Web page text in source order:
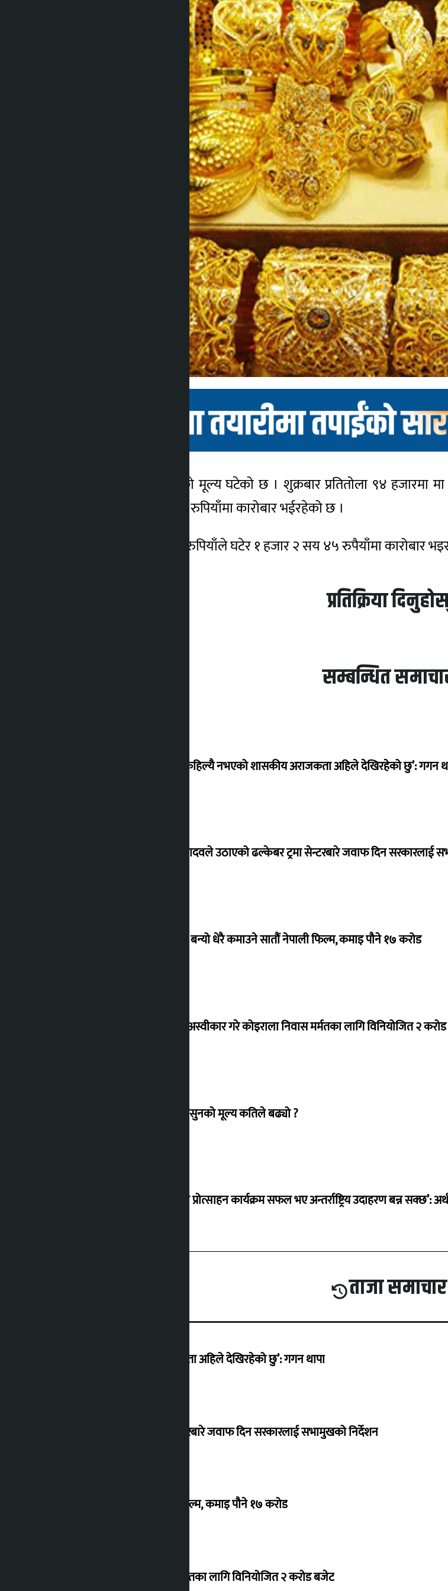
काठमाडौं । आईतबार सुनको मूल्य घटेको छ । शुक्रबार प्रतितोला ९४ हजारमा
प्रतितोला ९३ हजार ६०० सय रुपियाँमा कारोबार भईरहेको छ ।
यता चाँदीको मूल्य मा भने ५ रुपियाँले घटेर १ हजार २ सय ४५ रुपैयाँमा कारोबार
प्रतिक्रिया
सम्बन्धित
‘देशमा कहिल्यै नभएको शासकीय अराजकता अहिले देखिरहेको छु’: गगन
सांसद यादवले उठाएको ढल्केबर ट्रमा सेन्टरबारे जवाफ दिन सरकारलाई
‘गौंथली’ बन्यो धेरै कमाउने सातौं नेपाली फिल्म, कमाइ पौने १७ करोड
शेखरले अस्वीकार गरे कोइराला निवास मर्मतका लागि विनियोजित २
शुक्रबार सुनको मूल्य कतिले बढ्यो ?
‘करदाता प्रोत्साहन कार्यक्रम सफल भए अन्तर्राष्ट्रिय उदाहरण बन्न सक्छ’:
ताजा समाचार
‘देशमा कहिल्यै नभएको शासकीय अराजकता अहिले देखिरहेको छु’: गगन थापा
सांसद यादवले उठाएको ढल्केबर ट्रमा सेन्टरबारे जवाफ दिन सरकारलाई सभामुखको निर्देशन
‘गौंथली’ बन्यो धेरै कमाउने सातौं नेपाली फिल्म, कमाइ पौने १७ करोड
शेखरले अस्वीकार गरे कोइराला निवास मर्मतका लागि विनियोजित २ करोड बजेट